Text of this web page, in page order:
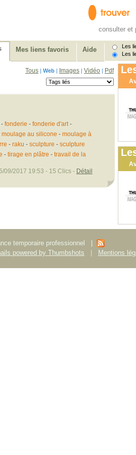
consulter et
Mes liens favoris Aide
Les
Les
Tous | Web | Images | Vidéo | Pdf
- fonderie - fonderie d'art-
moulage au silicone - moulage à
- raku - sculpture - sculpture
- tirage en plâtre - travail de la
09/2017 19:53 - 15 Clics - Détail
temporaire professionnel
powered by Thumbshots Mentions